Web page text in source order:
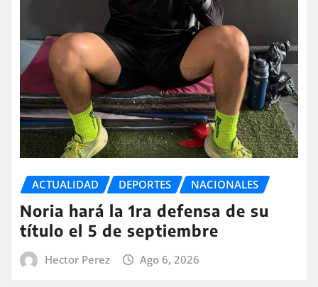
ACTUALIDAD DEPORTES NACIONALES
Noria hará la 1ra defensa de su
título el 5 de septiembre
Hector Perez Ago 6, 2026